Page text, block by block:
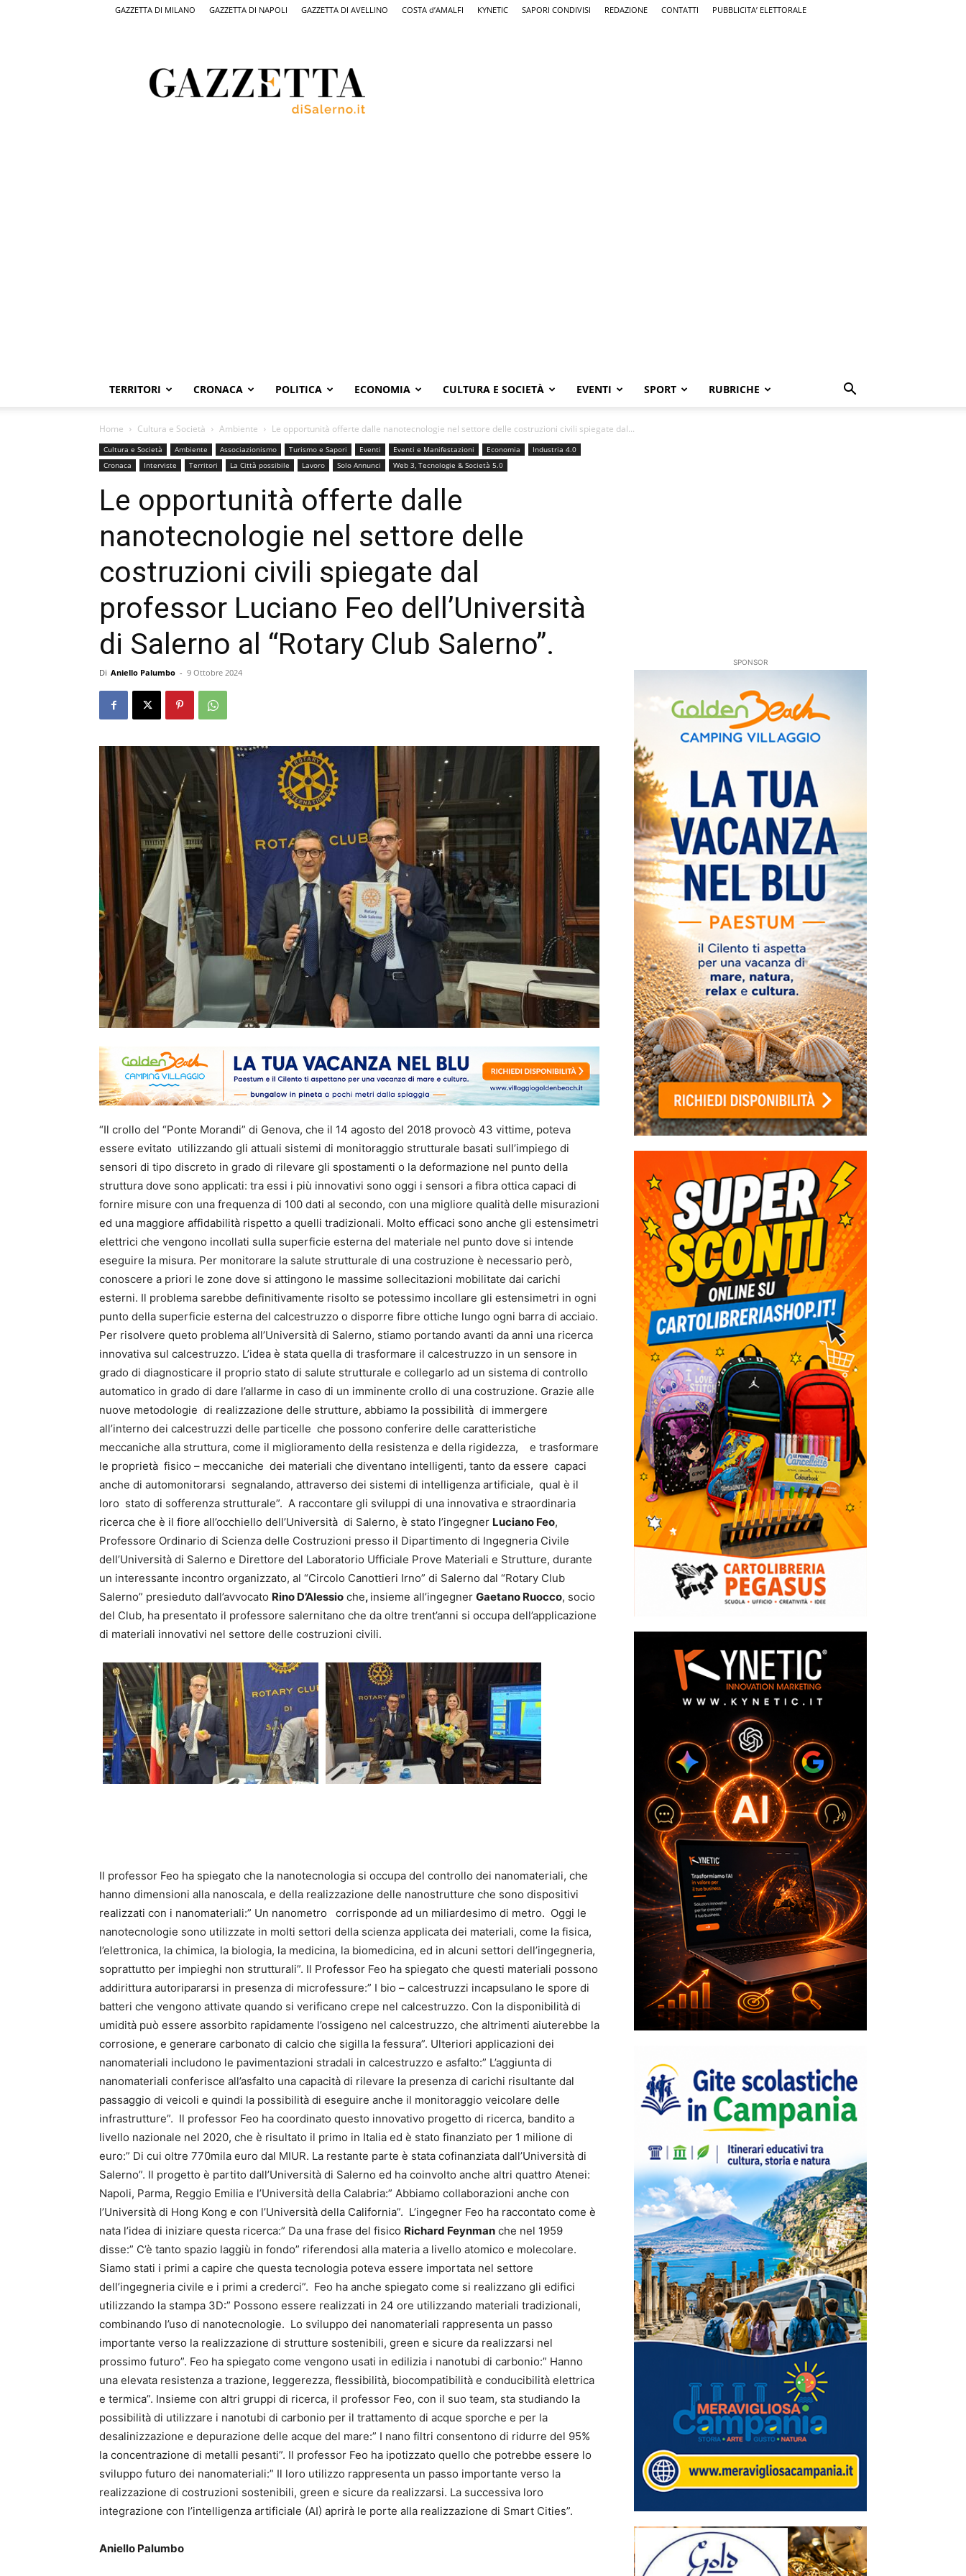
GAZZETTA DI MILANO GAZZETTA DI NAPOLI GAZZETTA DI AVELLINO COSTA d’AMALFI KYNETIC SAPORI CONDIVISI REDAZIONE CONTATTI PUBBLICITA’ ELETTORALE
Salerno,
il
quotidiano
TERRITORI CRONACA POLITICA ECONOMIA CULTURA E SOCIETÀ EVENTI SPORT RUBRICHE
Home Cultura e Società Ambiente Le opportunità offerte dalle nanotecnologie nel settore delle costruzioni civili spiegate dal...
Cultura e Società Ambiente Associazionismo Turismo e Sapori Eventi Eventi e Manifestazioni Economia
Industria 4.0
Cronaca
Interviste Territori La Città possibile Lavoro Solo Annunci Web 3, Tecnologie & Società 5.0
Le opportunità offerte dalle
nanotecnologie nel settore delle
costruzioni civili spiegate dal
professor Luciano Feo dell’Università
di Salerno al “Rotary Club Salerno”.
Di Aniello Palumbo - 9 Ottobre 2024
“Il crollo del “Ponte Morandi” di Genova, che il 14 agosto del 2018 provocò 43 vittime, poteva
essere evitato utilizzando gli attuali sistemi di monitoraggio strutturale basati sull’impiego di
sensori di tipo discreto in grado di rilevare gli spostamenti o la deformazione nel punto della
struttura dove sono applicati: tra essi i più innovativi sono oggi i sensori a fibra ottica capaci di
fornire misure con una frequenza di 100 dati al secondo, con una migliore qualità delle misurazioni
ed una maggiore affidabilità rispetto a quelli tradizionali. Molto efficaci sono anche gli estensimetri
elettrici che vengono incollati sulla superficie esterna del materiale nel punto dove si intende
eseguire la misura. Per monitorare la salute strutturale di una costruzione è necessario però,
conoscere a priori le zone dove si attingono le massime sollecitazioni mobilitate dai carichi
esterni. Il problema sarebbe definitivamente risolto se potessimo incollare gli estensimetri in ogni
punto della superficie esterna del calcestruzzo o disporre fibre ottiche lungo ogni barra di acciaio.
Per risolvere queto problema all’Università di Salerno, stiamo portando avanti da anni una ricerca
innovativa sul calcestruzzo. L’idea è stata quella di trasformare il calcestruzzo in un sensore in
grado di diagnosticare il proprio stato di salute strutturale e collegarlo ad un sistema di controllo
automatico in grado di dare l’allarme in caso di un imminente crollo di una costruzione. Grazie alle
nuove metodologie di realizzazione delle strutture, abbiamo la possibilità di immergere
all’interno dei calcestruzzi delle particelle che possono conferire delle caratteristiche
meccaniche alla struttura, come il miglioramento della resistenza e della rigidezza, e trasformare
le proprietà fisico – meccaniche dei materiali che diventano intelligenti, tanto da essere capaci
anche di automonitorarsi segnalando, attraverso dei sistemi di intelligenza artificiale, qual è il
loro stato di sofferenza strutturale”. A raccontare gli sviluppi di una innovativa e straordinaria
ricerca che è il fiore all’occhiello dell’Università di Salerno, è stato l’ingegner Luciano Feo,
Professore Ordinario di Scienza delle Costruzioni presso il Dipartimento di Ingegneria Civile
dell’Università di Salerno e Direttore del Laboratorio Ufficiale Prove Materiali e Strutture, durante
un interessante incontro organizzato, al “Circolo Canottieri Irno” di Salerno dal “Rotary Club
Salerno” presieduto dall’avvocato Rino D’Alessio che, insieme all’ingegner Gaetano Ruocco, socio
del Club, ha presentato il professore salernitano che da oltre trent’anni si occupa dell’applicazione
di materiali innovativi nel settore delle costruzioni civili.
Il professor Feo ha spiegato che la nanotecnologia si occupa del controllo dei nanomateriali, che
hanno dimensioni alla nanoscala, e della realizzazione delle nanostrutture che sono dispositivi
realizzati con i nanomateriali:” Un nanometro corrisponde ad un miliardesimo di metro. Oggi le
nanotecnologie sono utilizzate in molti settori della scienza applicata dei materiali, come la fisica,
l’elettronica, la chimica, la biologia, la medicina, la biomedicina, ed in alcuni settori dell’ingegneria,
soprattutto per impieghi non strutturali”. Il Professor Feo ha spiegato che questi materiali possono
addirittura autoripararsi in presenza di microfessure:” I bio – calcestruzzi incapsulano le spore di
batteri che vengono attivate quando si verificano crepe nel calcestruzzo. Con la disponibilità di
umidità può essere assorbito rapidamente l’ossigeno nel calcestruzzo, che altrimenti aiuterebbe la
corrosione, e generare carbonato di calcio che sigilla la fessura”. Ulteriori applicazioni dei
nanomateriali includono le pavimentazioni stradali in calcestruzzo e asfalto:” L’aggiunta di
nanomateriali conferisce all’asfalto una capacità di rilevare la presenza di carichi risultante dal
passaggio di veicoli e quindi la possibilità di eseguire anche il monitoraggio veicolare delle
infrastrutture”. Il professor Feo ha coordinato questo innovativo progetto di ricerca, bandito a
livello nazionale nel 2020, che è risultato il primo in Italia ed è stato finanziato per 1 milione di
euro:” Di cui oltre 770mila euro dal MIUR. La restante parte è stata cofinanziata dall’Università di
Salerno”. Il progetto è partito dall’Università di Salerno ed ha coinvolto anche altri quattro Atenei:
Napoli, Parma, Reggio Emilia e l’Università della Calabria:” Abbiamo collaborazioni anche con
l’Università di Hong Kong e con l’Università della California”. L’ingegner Feo ha raccontato come è
nata l’idea di iniziare questa ricerca:” Da una frase del fisico Richard Feynman che nel 1959
disse:” C’è tanto spazio laggiù in fondo” riferendosi alla materia a livello atomico e molecolare.
Siamo stati i primi a capire che questa tecnologia poteva essere importata nel settore
dell’ingegneria civile e i primi a crederci”. Feo ha anche spiegato come si realizzano gli edifici
utilizzando la stampa 3D:” Possono essere realizzati in 24 ore utilizzando materiali tradizionali,
combinando l’uso di nanotecnologie. Lo sviluppo dei nanomateriali rappresenta un passo
importante verso la realizzazione di strutture sostenibili, green e sicure da realizzarsi nel
prossimo futuro”. Feo ha spiegato come vengono usati in edilizia i nanotubi di carbonio:” Hanno
una elevata resistenza a trazione, leggerezza, flessibilità, biocompatibilità e conducibilità elettrica
e termica”. Insieme con altri gruppi di ricerca, il professor Feo, con il suo team, sta studiando la
possibilità di utilizzare i nanotubi di carbonio per il trattamento di acque sporche e per la
desalinizzazione e depurazione delle acque del mare:” I nano filtri consentono di ridurre del 95%
la concentrazione di metalli pesanti”. Il professor Feo ha ipotizzato quello che potrebbe essere lo
sviluppo futuro dei nanomateriali:” Il loro utilizzo rappresenta un passo importante verso la
realizzazione di costruzioni sostenibili, green e sicure da realizzarsi. La successiva loro
integrazione con l’intelligenza artificiale (AI) aprirà le porte alla realizzazione di Smart Cities”.
Aniello Palumbo
SPONSOR